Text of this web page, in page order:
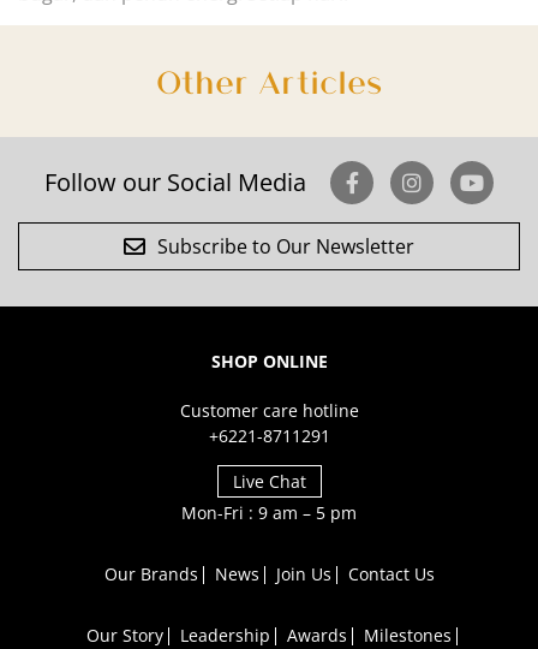
Other Articles
Follow our Social Media
Subscribe to Our Newsletter
SHOP ONLINE
Customer care hotline
+6221-8711291
Live Chat
Mon-Fri : 9 am – 5 pm
Our Brands News Join Us Contact Us
Our Story Leadership Awards
Milestones